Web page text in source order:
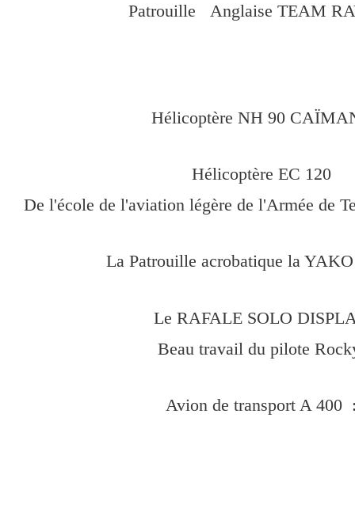
Patrouille Anglaise TEAM
Hélicoptère NH 90
Hélicoptère EC 120
De l'école de l'aviation légère de l'Armée de
La Patrouille acrobatique la
Le RAFALE SOLO
Beau travail du pilote
Avion de transport A 400